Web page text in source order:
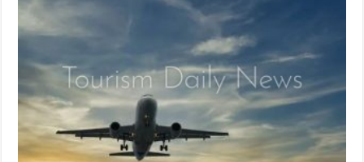
المناخية
في
أعداد
ركاب
الطائرات
والسياحة
مغلقة